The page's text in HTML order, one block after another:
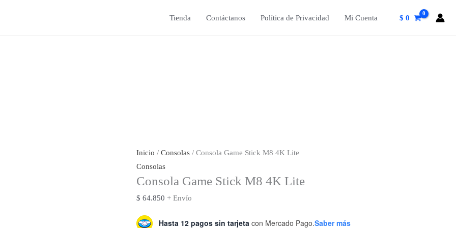
Tienda Contáctanos Política de Privacidad Mi Cuenta $ 0
Inicio / Consolas / Consola Game Stick M8 4K Lite
Consolas
Consola Game Stick M8 4K Lite
$ 64.850 + Envío
Hasta 12 pagos sin tarjeta con Mercado Pago.Saber más